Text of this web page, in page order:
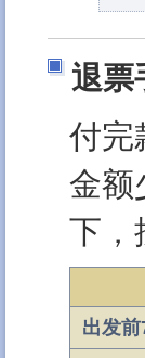
退票
付完
金额
下，
出发